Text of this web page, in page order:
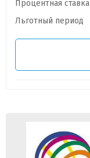
Процентная ставка
Льготный период